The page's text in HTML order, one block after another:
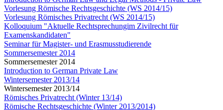
Vorlesung Römische Rechtsgeschichte (WS 2014/15)
Vorlesung Römisches Privatrecht (WS 2014/15)
Kolloquium "Aktuelle Rechtsprechungim Zivilrecht für
Examenskandidaten"
Seminar für Magister- und Erasmusstudierende
Sommersemester 2014
Sommersemester 2014
Introduction to German Private Law
Wintersemester 2013/14
Wintersemester 2013/14
Römisches Privatrecht (Winter 13/14)
Römische Rechtsgeschichte (Winter 2013/2014)